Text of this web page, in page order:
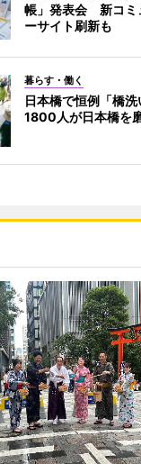
帳」発表会 新コミ
ーサイト刷新も
暮らす・働く
日本橋で恒例「橋
1800人が日本橋を